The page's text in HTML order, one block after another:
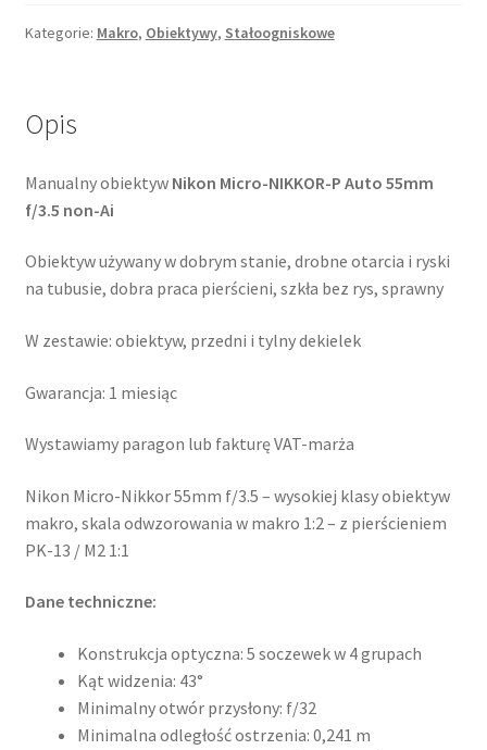
Micro-
Auto
Kategorie: Makro, Obiektywy, Stałoogniskowe
Opis
Manualny obiektyw Nikon Micro-NIKKOR-P Auto 55mm
f/3.5 non-Ai
Obiektyw używany w dobrym stanie, drobne otarcia i ryski
na tubusie, dobra praca pierścieni, szkła bez rys, sprawny
W zestawie: obiektyw, przedni i tylny dekielek
Gwarancja: 1 miesiąc
Wystawiamy paragon lub fakturę VAT-marża
Nikon Micro-Nikkor 55mm f/3.5 – wysokiej klasy obiektyw
makro, skala odwzorowania w makro 1:2 – z pierścieniem
PK-13 / M2 1:1
Dane techniczne:
Konstrukcja optyczna: 5 soczewek w 4 grupach
Kąt widzenia: 43°
Minimalny otwór przysłony: f/32
Minimalna odległość ostrzenia: 0,241 m